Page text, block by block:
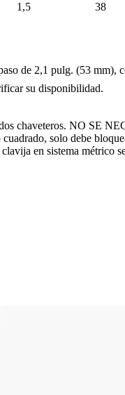
1,5 38
de 2,1 pulg. (53 mm),
su disponibilidad.
chaveteros. NO SE
solo debe
en sistema métrico